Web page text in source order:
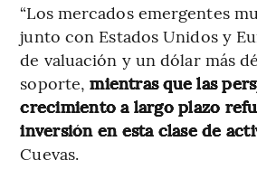
“Los mercados emergentes
junto con Estados Unidos y
de valuación y un dólar más
soporte,mientras que las
crecimiento a largo plazo
inversión en esta clase de
Cuevas.